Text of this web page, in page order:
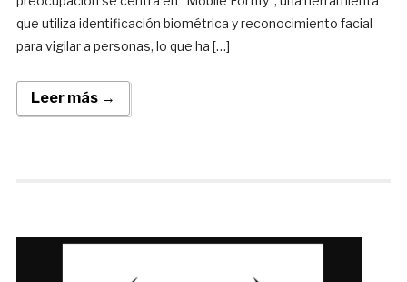
que utiliza identificación biométrica y reconocimiento facial
para vigilar a personas, lo que ha […]
Leer más →